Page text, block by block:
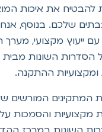
את איכות
שלכם. בנוסף, אנחנו
ייעוץ מקצועי, מערך
השונות מבית
ההתקנה.
המורשים של
והסמכות על